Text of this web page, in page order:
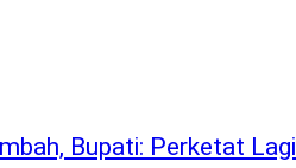
Bupati: Perketat Lagi